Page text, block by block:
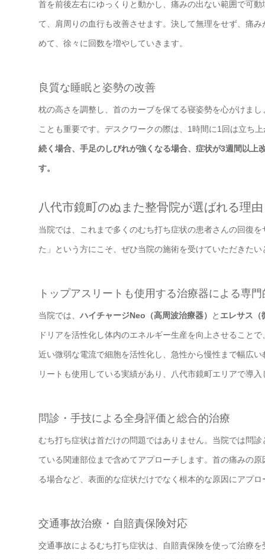
首を前後左右にゆっくりと動かし、痛みの出ない範囲で可
て、肩周りの血行も改善させます。決して無理をせず、痛
めて、徐々に回数を増やしていきます。
良質な睡眠と姿勢の改善
枕の高さを調整し、首のカーブを保てる寝姿勢を心がけま
ことも重要です。デスクワークの際は、1時間に1回は立ち
続く場合、手足のしびれが強くなる場合、症状が3週間以
す。
八代市鏡町のぬまた整骨院が選ばれる理由
当院では、これまで多くのむち打ち症状の患者さんの回復
た」という方にこそ、ぜひ当院の施術を受けていただきた
トップアスリートも使用する治療器による専
当院では、 ハイチャージNeo（高周波治療器） と エレサス（
ドリアを活性化し体内のエネルギー生産を向上させること
近い微弱な電流で細胞を活性化し、急性から慢性まで幅広
リートも使用している実績があり、八代市鏡町エリアで導
問診・手技による全身評価と総合的治療
むち打ち症状は首だけの問題ではありません。当院では問
ている関連部位まで含めてアプローチします。首の痛みの
る場合など、表面的な症状だけでなく根本的な原因にアプ
交通事故治療・自賠責保険対応
交通事故によるむち打ち症状は、自賠責保険を使って治療